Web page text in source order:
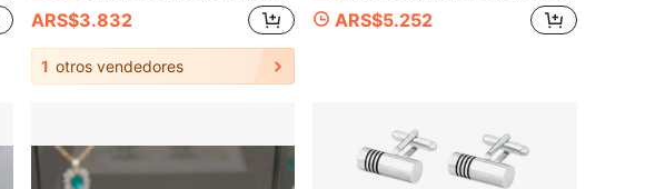
ARS$3.832
1 otros vendedores
ARS$5.252